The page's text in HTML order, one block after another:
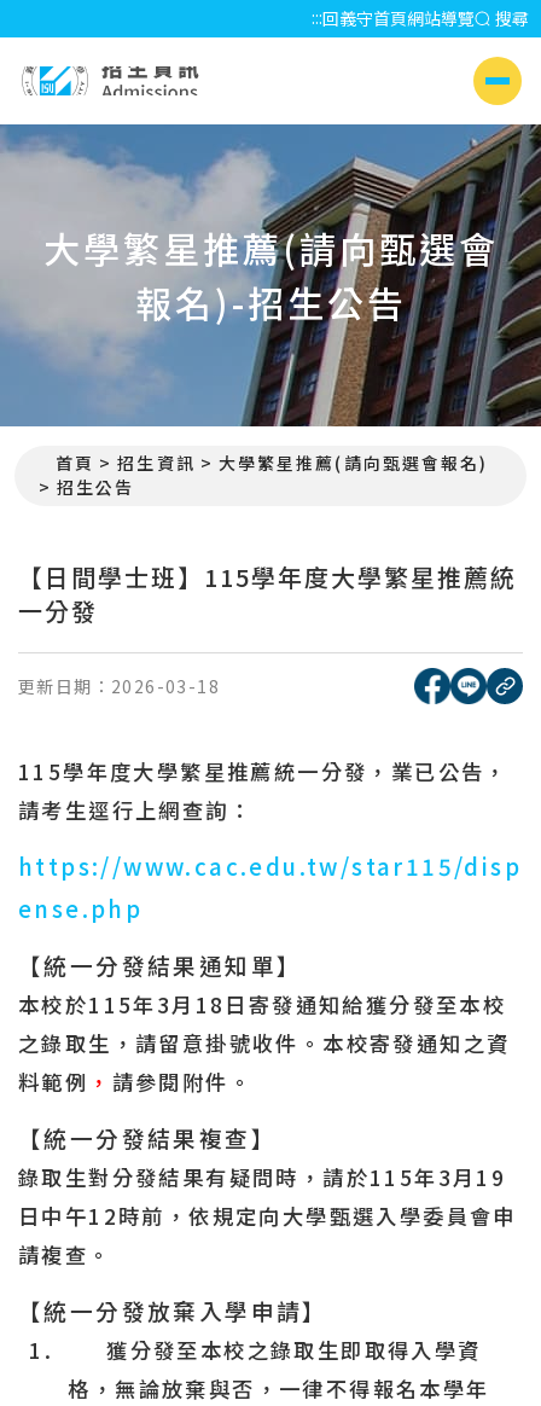
:::回義守首頁網站導覽 搜尋
側選單
大學繁星推薦(請向甄選會
報名)-招生公告
首頁 招生資訊
大學繁星推薦(請向甄選會報名)
招生公告
【日間學士班】115學年度大學繁星推薦統
一分發
更新日期： 2026-03-18 [另開新
[另開
複
115學年度大學繁星推薦統一分發，業已公告，
請考生逕行上網查詢：
https://www.cac.edu.tw/star115/disp
ense.php
【統一分發結果通知單】
本校於115年3月 18 日寄發通知給獲分發至本校
之錄取生，請留意掛號收件。 本校寄發通知之資
料範例 ， 請參閱附件。
【統一分發結果複查】
錄取生對分發結果有疑問時，請於115年3月 19
日中午12時前，依規定向大學甄選入學委員會申
請複查。
【統一分發放棄入學申請】
1.
獲分發至本校之錄取生即取得入學資
格，無論放棄與否，一律不得報名本學年